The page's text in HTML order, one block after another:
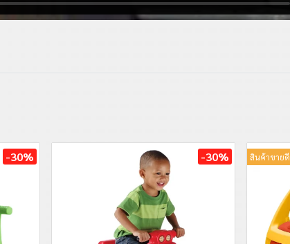
-30% -30% สินค้าขายดี